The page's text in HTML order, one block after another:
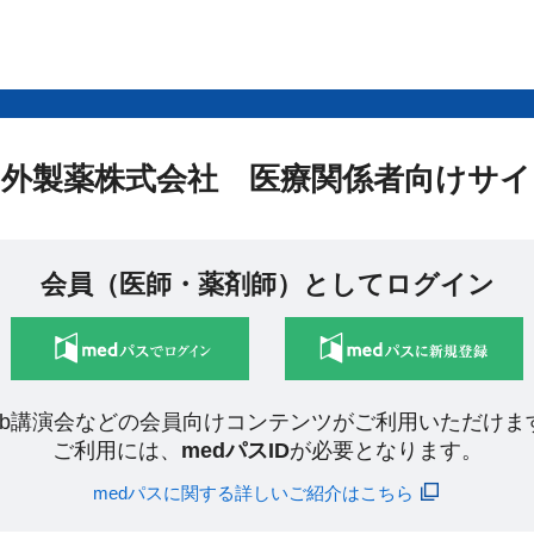
製薬株式会社 医療関係者向けサ
会員（医師・薬剤師）としてログイン
講演会などの会員向けコンテンツがご利用いただけま
ご利用には、 medパスIDが必要となります。
medパスに関する詳しいご紹介はこちら